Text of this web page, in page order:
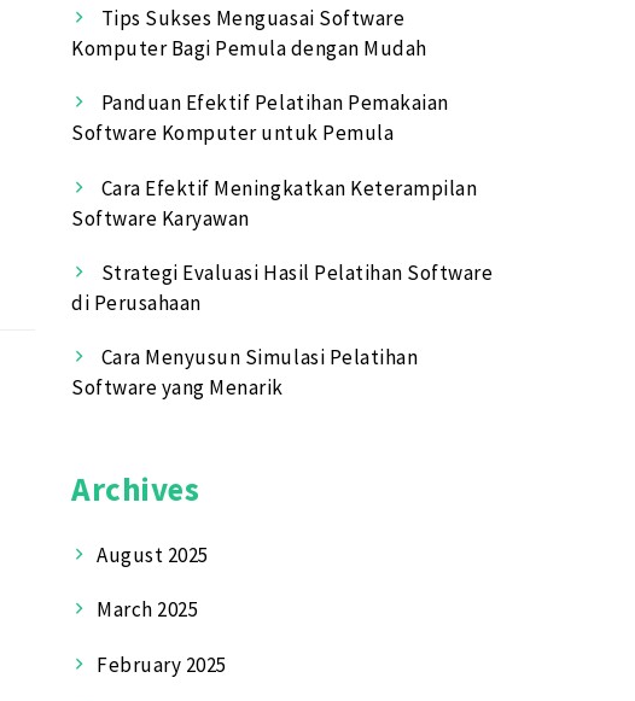
Tips Sukses Menguasai Software
Komputer Bagi Pemula dengan Mudah
Panduan Efektif Pelatihan Pemakaian
Software Komputer untuk Pemula
Cara Efektif Meningkatkan Keterampilan
Software Karyawan
Strategi Evaluasi Hasil Pelatihan Software
di Perusahaan
Cara Menyusun Simulasi Pelatihan
Software yang Menarik
Archives
August 2025
March 2025
February 2025